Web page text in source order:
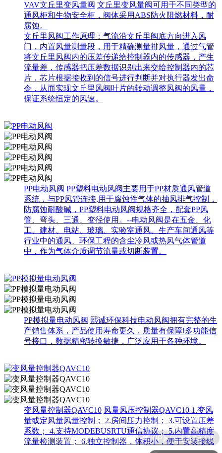
VAV文丘里变风量阀 文丘里变风量阀可用于不同类型的
通风柜和生物安全柜，阀体采用ABS防火阻燃材料，耐
腐蚀。
文丘里风阀工作原理：气流沿文丘里阀底方向进入风
门，内置风量测量段，用于精确测量排风量，通过气管
将文丘里风阀内的压差传递给控制器内的传感器，产生
流量差，传感器把压差数据识别出来交给控制器内的芯
片，芯片根据接收到的信号进行判断并对执行器发出命
令，从而实现文丘里风阀叶片的转动调整风阀的风量，
保证系统恒定的风速。
PP电动风阀 PP塑料电动风阀主要用于PP材质通风管道
系统，与PP风管连接,用于腐蚀性气体的抽风排气控制，
防腐蚀耐酸碱，PP塑料电动风阀规格齐全，配套PP风
管、弯头、三通、变径使用。--电动风阀是在五金、化
工、建材、电站、玻璃、实验室通风、生产车间通风等
行业中的通风、环保工程的含尘冷风或热风气体管道
中，作为气体介质调节流量或切断装置。
PP模拟量电动风阀 熙诚环保科技电动风阀拥有完整的生
产销售体系，产品使用寿命更久，质量有保障!多功能信
号接口，数据精密转换敏捷，广泛应用于各种环境。
变风量控制器QAVC10 风量风压控制器QAVC10 1.变风
量或定风量风量控制； 2.房间压力控制； 3.可设置压差
系数； 4.支持MODEBUSRTU通信协议； 5.内置高精度
流量检测装置； 6.独立控制器，体积小，便于安装接线